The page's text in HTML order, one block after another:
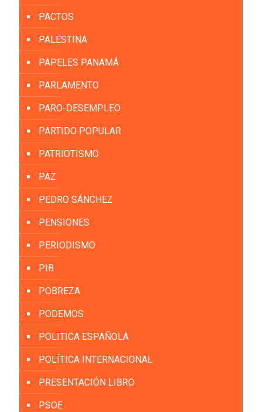
PACTOS
PALESTINA
PAPELES PANAMÁ
PARLAMENTO
PARO-DESEMPLEO
PARTIDO POPULAR
PATRIOTISMO
PAZ
PEDRO SÁNCHEZ
PENSIONES
PERIODISMO
PIB
POBREZA
PODEMOS
POLITICA ESPAÑOLA
POLÍTICA INTERNACIONAL
PRESENTACIÓN LIBRO
PSOE